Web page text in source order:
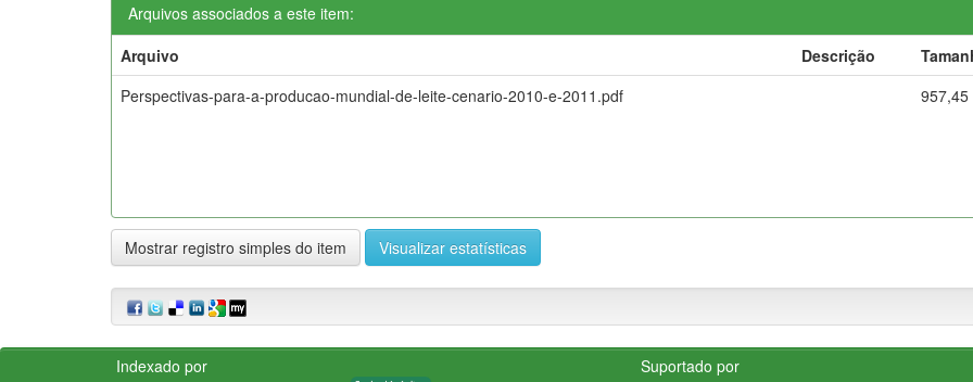
Arquivos associados a este item:
Arquivo
Descrição
Perspectivas-para-a-producao-mundial-de-leite-cenario-2010-e-2011.pdf
957,45
Mostrar registro simples do item Visualizar estatísticas
Indexado por Suportado por